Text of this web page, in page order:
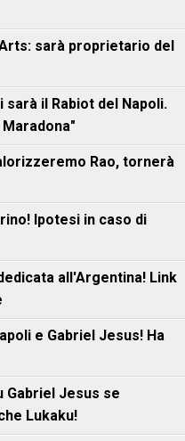
sarà proprietario del
sarà il Rabiot del Napoli.
Rao, tornerà
Ipotesi in caso di
all'Argentina! Link
e Gabriel Jesus! Ha
Gabriel Jesus se
Lukaku!